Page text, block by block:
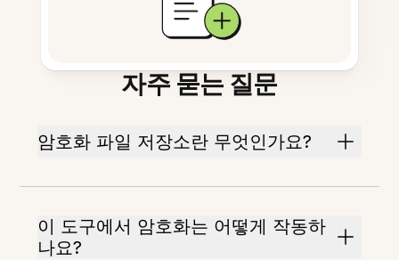
자주 묻는 질문
암호화 파일 저장소란 무엇인가요?
이 도구에서 암호화는 어떻게 작동하
나요?